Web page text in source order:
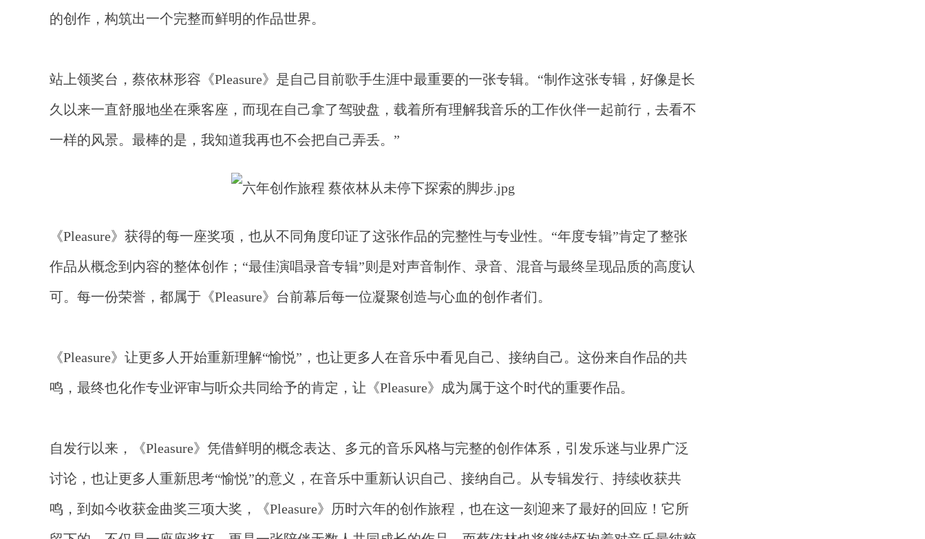
的创作，构筑出一个完整而鲜明的作品世界。
站上领奖台，蔡依林形容《Pleasure》是自己目前歌手生涯中最重要的一张专辑。“制作这张专辑，好像是长
久以来一直舒服地坐在乘客座，而现在自己拿了驾驶盘，载着所有理解我音乐的工作伙伴一起前行，去看不
一样的风景。最棒的是，我知道我再也不会把自己弄丢。”
《Pleasure》获得的每一座奖项，也从不同角度印证了这张作品的完整性与专业性。“年度专辑”肯定了整张
作品从概念到内容的整体创作；“最佳演唱录音专辑”则是对声音制作、录音、混音与最终呈现品质的高度认
可。每一份荣誉，都属于《Pleasure》台前幕后每一位凝聚创造与心血的创作者们。
《Pleasure》让更多人开始重新理解“愉悦”，也让更多人在音乐中看见自己、接纳自己。这份来自作品的共
鸣，最终也化作专业评审与听众共同给予的肯定，让《Pleasure》成为属于这个时代的重要作品。
自发行以来，《Pleasure》凭借鲜明的概念表达、多元的音乐风格与完整的创作体系，引发乐迷与业界广泛
讨论，也让更多人重新思考“愉悦”的意义，在音乐中重新认识自己、接纳自己。从专辑发行、持续收获共
鸣，到如今收获金曲奖三项大奖，《Pleasure》历时六年的创作旅程，也在这一刻迎来了最好的回应！它所